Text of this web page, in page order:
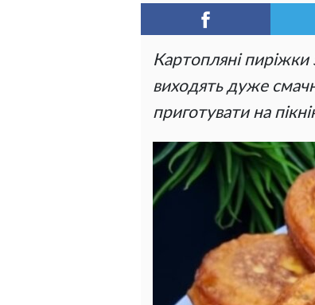
Картопляні пиріжки
виходять дуже
приготувати на